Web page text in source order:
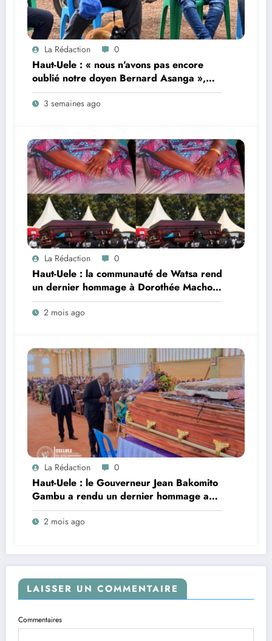
La Rédaction 0
Haut-Uele : « nous n’avons pas encore
oublié notre doyen Bernard Asanga »,
Victoireinfo.net dévasté par le décès du
journaliste Xavier Tereka
3 semaines ago
La Rédaction 0
Haut-Uele : la communauté de Watsa rend
un dernier hommage à Dorothée Machozi
Tolanga, figure de générosité et de
solidarité
2 mois ago
La Rédaction 0
Haut-Uele : le Gouverneur Jean Bakomito
Gambu a rendu un dernier hommage au
Patriarche Emmanuel Amengindra Aseka
Mungaki
2 mois ago
LAISSER UN COMMENTAIRE
Commentaires